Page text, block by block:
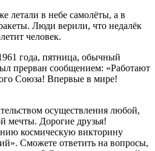
летали в небе самолёты, а в
Люди верили, что недалёк
человек.
года, пятница, обычный
прерван сообщением: «Работают
Союза! Впервые в мире!
осуществления любой,
мечты. Дорогие друзья!
космическую викторину
Сможете ответить на вопросы,